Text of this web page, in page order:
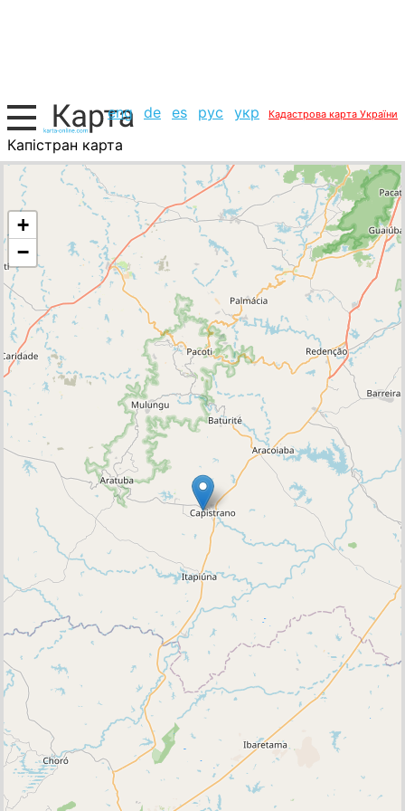
eng de es рус укр Кадастрова карта України
Капістран карта
Бразилія, список міст
+
−